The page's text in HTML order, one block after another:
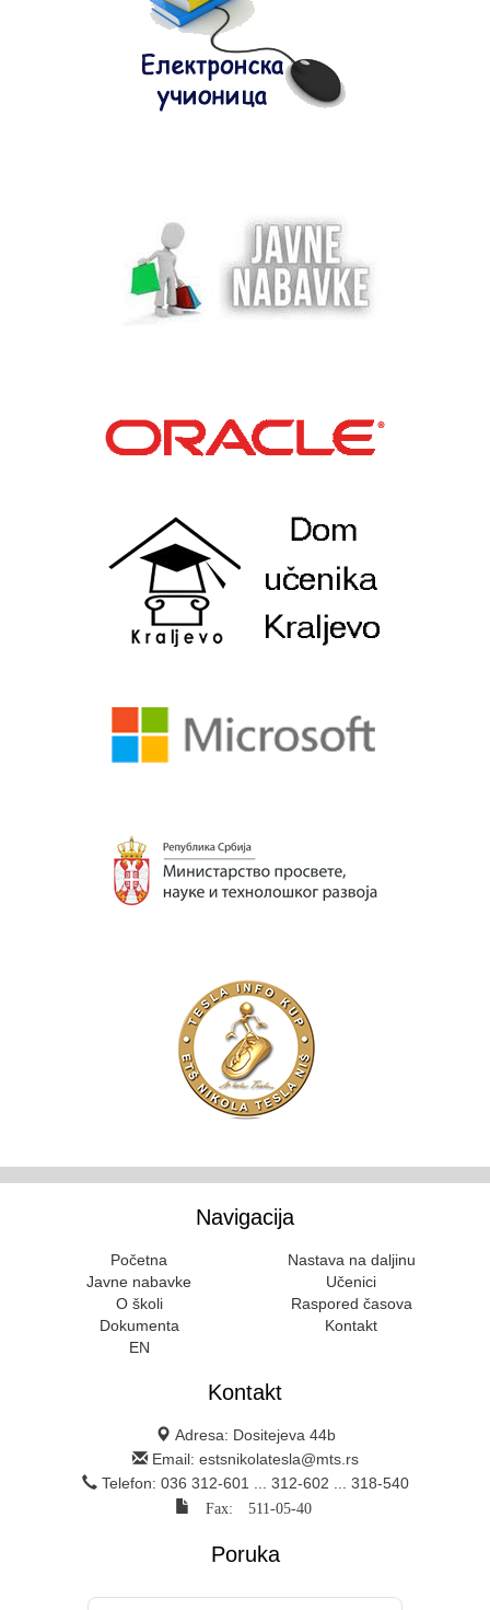
Navigacija
Početna
Nastava na daljinu
Javne nabavke
Učenici
O školi
Raspored časova
Dokumenta
Kontakt
EN
Kontakt
Adresa: Dositejeva 44b
Email: estsnikolatesla@mts.rs
Telefon: 036 312-601 ... 312-602 ... 318-540
Fax: 511-05-40
Poruka